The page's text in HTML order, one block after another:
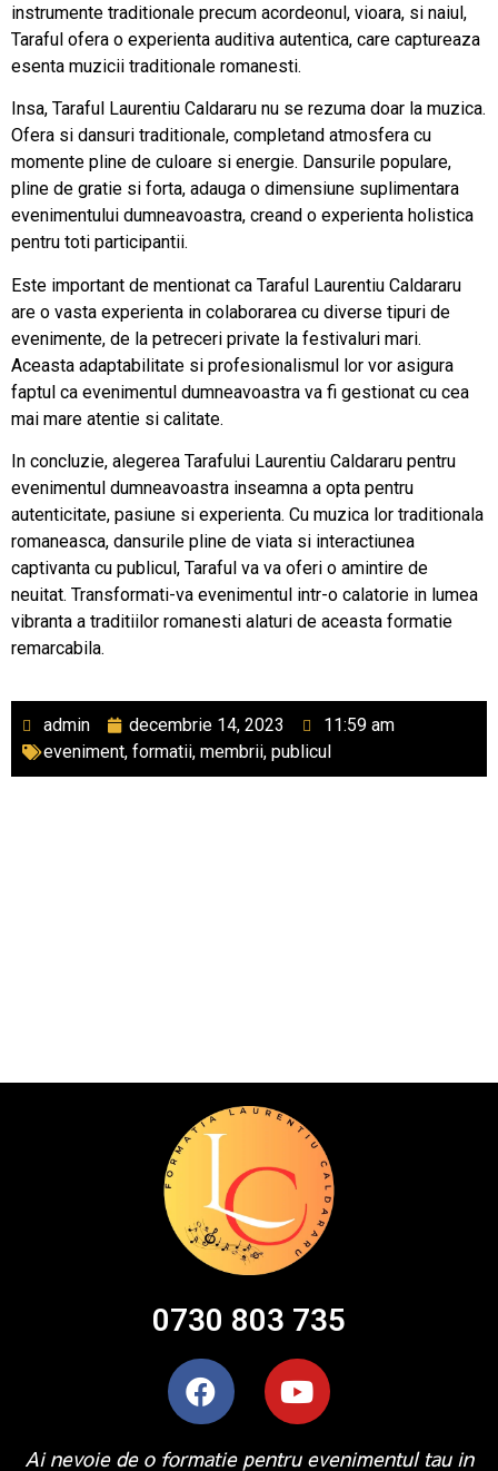
instrumente traditionale precum acordeonul, vioara, si naiul,
Taraful ofera o experienta auditiva autentica, care captureaza
esenta muzicii traditionale romanesti.
Insa, Taraful Laurentiu Caldararu nu se rezuma doar la muzica.
Ofera si dansuri traditionale, completand atmosfera cu
momente pline de culoare si energie. Dansurile populare,
pline de gratie si forta, adauga o dimensiune suplimentara
evenimentului dumneavoastra, creand o experienta holistica
pentru toti participantii.
Este important de mentionat ca Taraful Laurentiu Caldararu
are o vasta experienta in colaborarea cu diverse tipuri de
evenimente, de la petreceri private la festivaluri mari.
Aceasta adaptabilitate si profesionalismul lor vor asigura
faptul ca evenimentul dumneavoastra va fi gestionat cu cea
mai mare atentie si calitate.
In concluzie, alegerea Tarafului Laurentiu Caldararu pentru
evenimentul dumneavoastra inseamna a opta pentru
autenticitate, pasiune si experienta. Cu muzica lor traditionala
romaneasca, dansurile pline de viata si interactiunea
captivanta cu publicul, Taraful va va oferi o amintire de
neuitat. Transformati-va evenimentul intr-o calatorie in lumea
vibranta a traditiilor romanesti alaturi de aceasta formatie
remarcabila.
admin decembrie 14, 2023
11:59 am
eveniment, formatii, membrii, publicul
0730 803 735
Ai nevoie de o formatie pentru evenimentul tau in